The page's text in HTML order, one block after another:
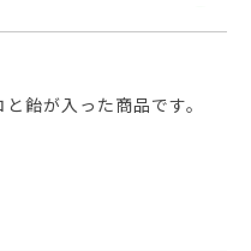
飴が入った商品です。